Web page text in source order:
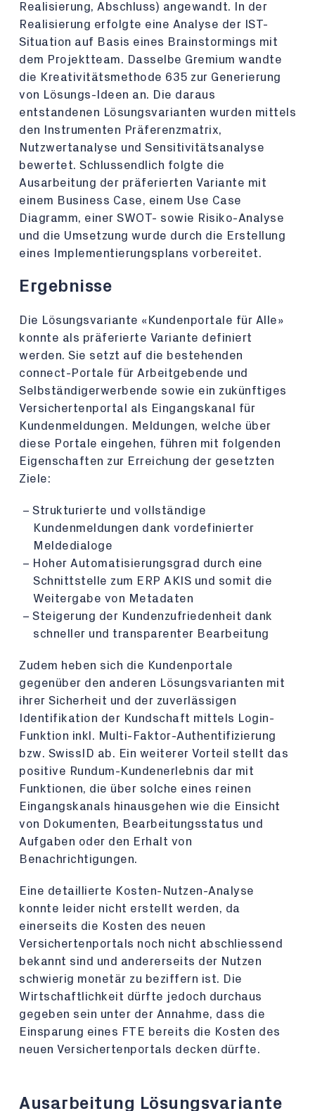
Realisierung, Abschluss) angewandt. In der
Realisierung erfolgte eine Analyse der IST-
Situation auf Basis eines Brainstormings mit
dem Projektteam. Dasselbe Gremium wandte
die Kreativitätsmethode 635 zur Generierung
von Lösungs-Ideen an. Die daraus
entstandenen Lösungsvarianten wurden mittels
den Instrumenten Präferenzmatrix,
Nutzwertanalyse und Sensitivitätsanalyse
bewertet. Schlussendlich folgte die
Ausarbeitung der präferierten Variante mit
einem Business Case, einem Use Case
Diagramm, einer SWOT- sowie Risiko-Analyse
und die Umsetzung wurde durch die Erstellung
eines Implementierungsplans vorbereitet.
Ergebnisse
Die Lösungsvariante «Kundenportale für Alle»
konnte als präferierte Variante definiert
werden. Sie setzt auf die bestehenden
connect-Portale für Arbeitgebende und
Selbständigerwerbende sowie ein zukünftiges
Versichertenportal als Eingangskanal für
Kundenmeldungen. Meldungen, welche über
diese Portale eingehen, führen mit folgenden
Eigenschaften zur Erreichung der gesetzten
Ziele:
Strukturierte und vollständige
Kundenmeldungen dank vordefinierter
Meldedialoge
Hoher Automatisierungsgrad durch eine
Schnittstelle zum ERP AKIS und somit die
Weitergabe von Metadaten
Steigerung der Kundenzufriedenheit dank
schneller und transparenter Bearbeitung
Zudem heben sich die Kundenportale
gegenüber den anderen Lösungsvarianten mit
ihrer Sicherheit und der zuverlässigen
Identifikation der Kundschaft mittels Login-
Funktion inkl. Multi-Faktor-Authentifizierung
bzw. SwissID ab. Ein weiterer Vorteil stellt das
positive Rundum-Kundenerlebnis dar mit
Funktionen, die über solche eines reinen
Eingangskanals hinausgehen wie die Einsicht
von Dokumenten, Bearbeitungsstatus und
Aufgaben oder den Erhalt von
Benachrichtigungen.
Eine detaillierte Kosten-Nutzen-Analyse
konnte leider nicht erstellt werden, da
einerseits die Kosten des neuen
Versichertenportals noch nicht abschliessend
bekannt sind und andererseits der Nutzen
schwierig monetär zu beziffern ist. Die
Wirtschaftlichkeit dürfte jedoch durchaus
gegeben sein unter der Annahme, dass die
Einsparung eines FTE bereits die Kosten des
neuen Versichertenportals decken dürfte.
Ausarbeitung Lösungsvariante